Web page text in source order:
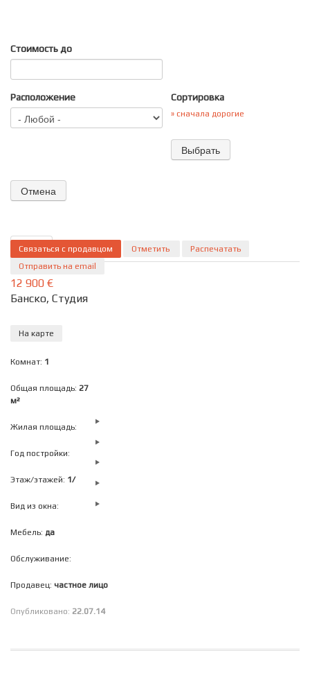
Стоимость до
Расположение Сортировка
» сначала дорогие
Связаться с продавцом Отметить
Распечатать
Отправить на email
ID 217 Подробно
12 900 €
Банско, Студия
На карте
Комнат: 1
Общая площадь: 27
м²
Жилая площадь:
Год постройки:
Этаж/этажей: 1/
Вид из окна:
Мебель: да
Обслуживание:
Продавец: частное лицо
Опубликовано: 22.07.14